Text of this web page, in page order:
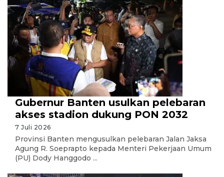
Gubernur Banten usulkan pelebaran
akses stadion dukung PON 2032
7 Juli 2026
Provinsi Banten mengusulkan pelebaran Jalan Jaksa
Agung R. Soeprapto kepada Menteri Pekerjaan Umum
(PU) Dody Hanggodo ...